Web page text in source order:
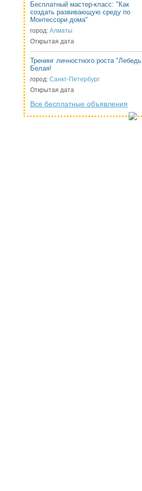
Бесплатный мастер-класс: "Как
создать развивающую среду по
Монтессори дома"
город: Алматы
Открытая дата
Тренинг личностного роста "Лебедь
Белая!
город: Санкт-Петербург
Открытая дата
Все бесплатные объявления